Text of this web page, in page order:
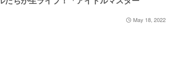
May 18, 2022